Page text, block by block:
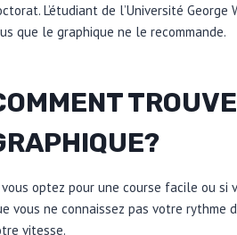
L’étudiant de l’Université
que le graphique ne le recommande.
vous optez pour une course facile ou
vous ne connaissez pas votre
vitesse.